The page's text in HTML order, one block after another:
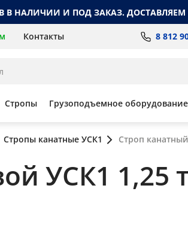
В НАЛИЧИИ И ПОД ЗАКАЗ.
Контакты 8 812
Стропы Грузоподъемное оборудование
Стропы канатные УСК1 Строп
УСК1 1,25